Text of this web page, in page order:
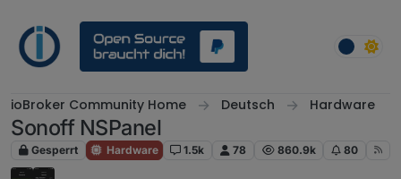
ioBroker Community Home Deutsch Hardware
Sonoff NSPanel
Gesperrt Hardware 1.5k 78 860.9k 80